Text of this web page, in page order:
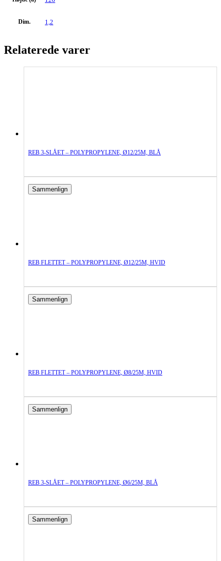
Dim. 1,2
Relaterede varer
REB 3-SLÅET – POLYPROPYLENE, Ø12/25M, BLÅ
Sammenlign
REB FLETTET – POLYPROPYLENE, Ø12/25M, HVID
Sammenlign
REB FLETTET – POLYPROPYLENE, Ø8/25M, HVID
Sammenlign
REB 3-SLÅET – POLYPROPYLENE, Ø6/25M, BLÅ
Sammenlign